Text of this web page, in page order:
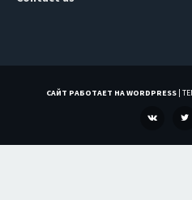
САЙТ РАБОТАЕТ НА WORDPRESS |